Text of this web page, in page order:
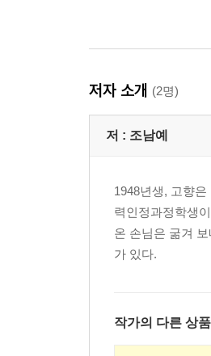
저자 소개 (2명)
저 : 조남예
1948년생, 고향
력인정과정학생
온 손님은 굶겨
가 있다.
작가의 다른 상품